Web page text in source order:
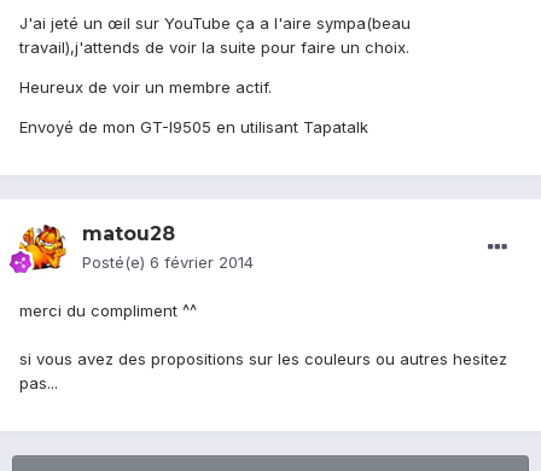
J'ai jeté un œil sur YouTube ça a l'aire sympa(beau
travail),j'attends de voir la suite pour faire un choix.
Heureux de voir un membre actif.
Envoyé de mon GT-I9505 en utilisant Tapatalk
matou28
Posté(e) 6 février 2014
merci du compliment ^^
si vous avez des propositions sur les couleurs ou autres hesitez
pas...